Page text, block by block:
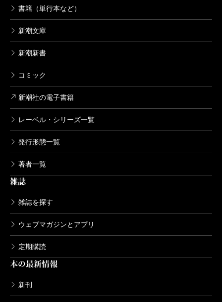
書籍（単行本など）
新潮文庫
新潮新書
コミック
新潮社の電子書籍
レーベル・シリーズ一覧
発行形態一覧
著者一覧
雑誌
雑誌を探す
ウェブマガジンとアプリ
定期購読
本の最新情報
新刊